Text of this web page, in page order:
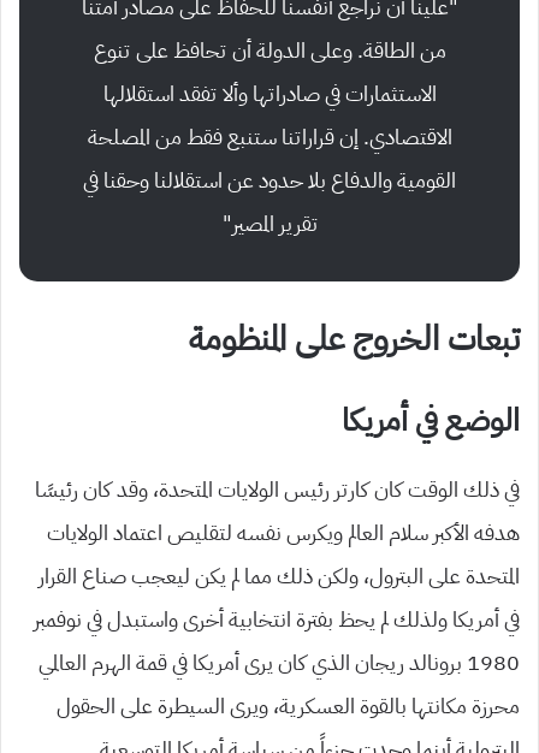
من الطاقة. وعلى الدولة أن تحافظ على تنوع
الاستثمارات في صادراتها وألا تفقد استقلالها
الاقتصادي. إن قراراتنا ستنبع فقط من المصلحة
القومية والدفاع بلا حدود عن استقلالنا وحقنا في
تقرير المصير”
تبعات الخروج على المنظومة
الوضع في أمريكا
في ذلك الوقت كان كارتر رئيس الولايات المتحدة، وقد كان رئيسًا
هدفه الأكبر سلام العالم ويكرس نفسه لتقليص اعتماد الولايات
المتحدة على البترول، ولكن ذلك مما لم يكن ليعجب صناع القرار
في أمريكا ولذلك لم يحظ بفترة انتخابية أخرى واستبدل في نوفمبر
1980 برونالد ريجان الذي كان يرى أمريكا في قمة الهرم العالمي
محرزة مكانتها بالقوة العسكرية، ويرى السيطرة على الحقول